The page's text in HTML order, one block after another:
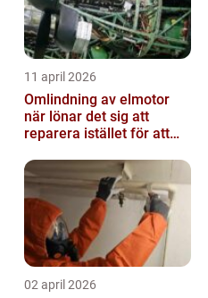
11 april 2026
Omlindning av elmotor
när lönar det sig att
reparera istället för att
02 april 2026